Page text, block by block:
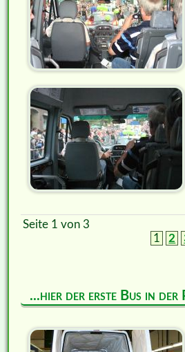
Seite 1 von 3
1
2
...hier der erste Bus in